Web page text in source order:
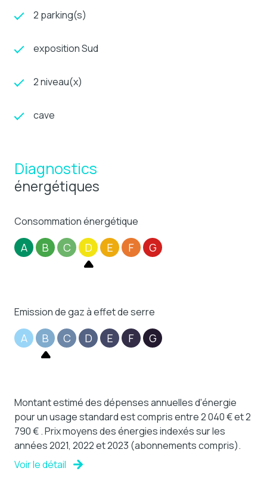
2 parking(s)
exposition Sud
2 niveau(x)
cave
Diagnostics
énergétiques
Consommation énergétique
A B C D E F G
Emission de gaz à effet de serre
A B C D E F G
Montant estimé des dépenses annuelles d'énergie
pour un usage standard est compris entre 2 040 € et 2
790 € . Prix moyens des énergies indexés sur les
années 2021, 2022 et 2023 (abonnements compris).
Voir le détail